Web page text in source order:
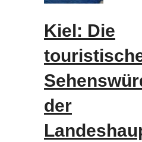
Kiel: Die
der